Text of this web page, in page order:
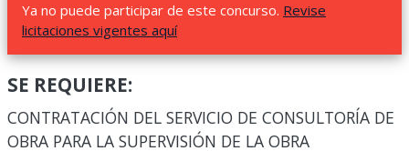
Ya no puede participar de este concurso. Revise
licitaciones vigentes aquí
SE REQUIERE:
CONTRATACIÓN DEL SERVICIO DE CONSULTORÍA DE
OBRA PARA LA SUPERVISIÓN DE LA OBRA